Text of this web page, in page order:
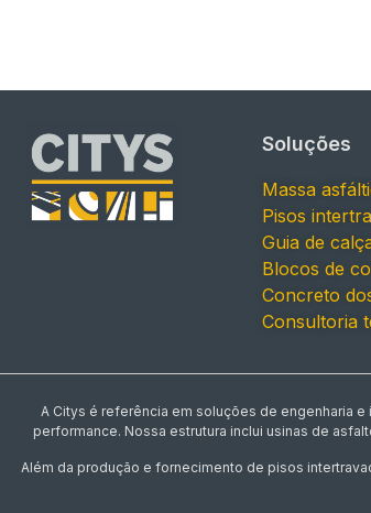
Soluções
Massa
Pisos
Guia de
Blocos de
Concreto
Consultoria
A Citys é referência em soluções de engenharia
performance. Nossa estrutura inclui usinas de
Além da produção e fornecimento de pisos